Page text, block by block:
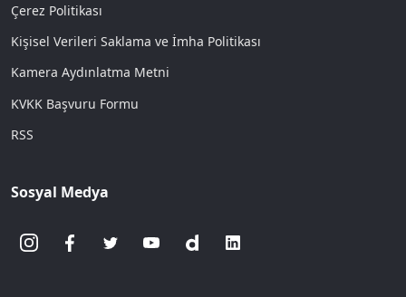
Çerez Politikası
Kişisel Verileri Saklama ve İmha Politikası
Kamera Aydınlatma Metni
KVKK Başvuru Formu
RSS
Sosyal Medya